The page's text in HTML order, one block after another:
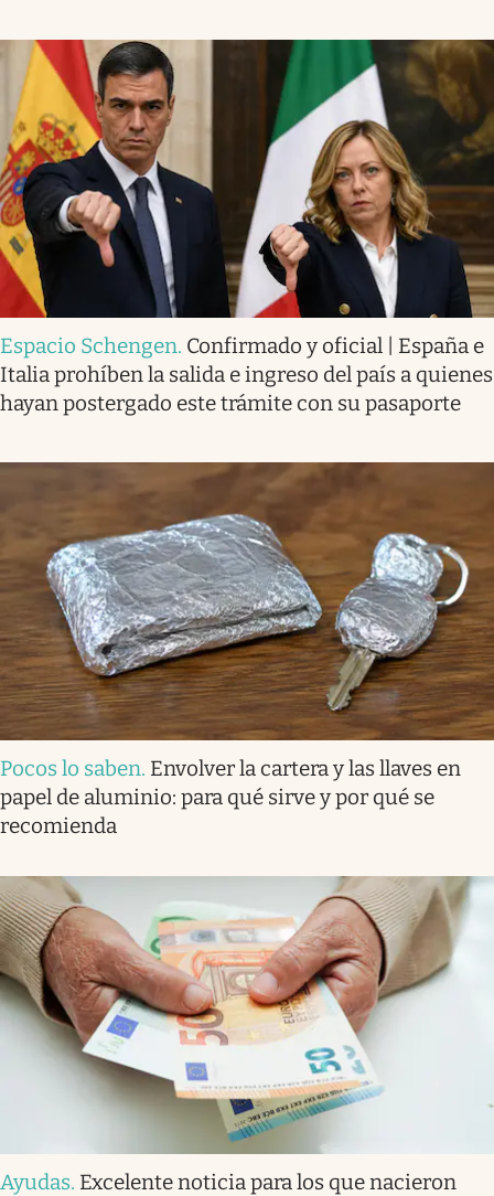
Espacio Schengen. Confirmado y oficial | España e
Italia prohíben la salida e ingreso del país a quienes
hayan postergado este trámite con su pasaporte
Pocos lo saben. Envolver la cartera y las llaves en
papel de aluminio: para qué sirve y por qué se
recomienda
Ayudas. Excelente noticia para los que nacieron